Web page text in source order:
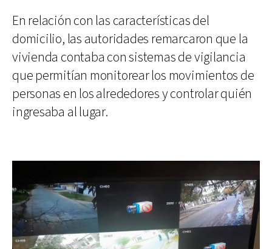
En relación con las características del
domicilio, las autoridades remarcaron que la
vivienda contaba con sistemas de vigilancia
que permitían monitorear los movimientos de
personas en los alrededores y controlar quién
ingresaba al lugar.